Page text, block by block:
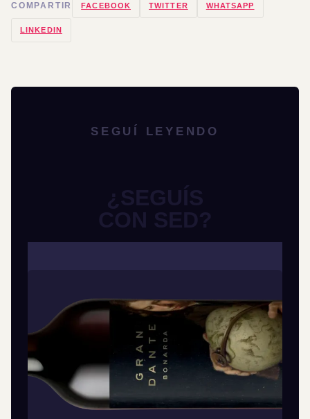
COMPARTIR FACEBOOK TWITTER WHATSAPP
LINKEDIN
SEGUÍ LEYENDO
¿SEGUÍS
CON SED?